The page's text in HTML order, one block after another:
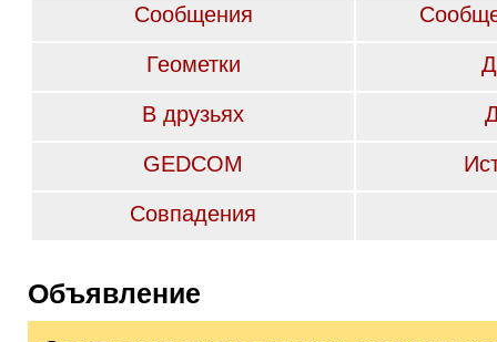
Сообщения
Геометки
В друзьях
GEDCOM
Совпадения
Объявление